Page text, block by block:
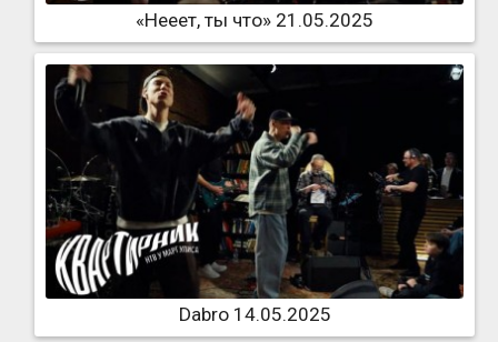
«Нееет, ты что» 21.05.2025
Dabro 14.05.2025